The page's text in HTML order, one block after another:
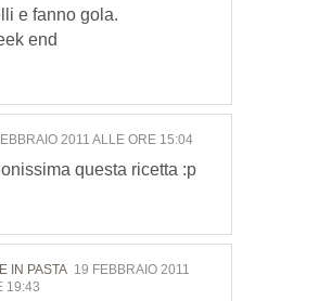
e fanno gola.
end
2011 ALLE ORE 15:04
questa ricetta :p
IN PASTA 19 FEBBRAIO 2011
19:43